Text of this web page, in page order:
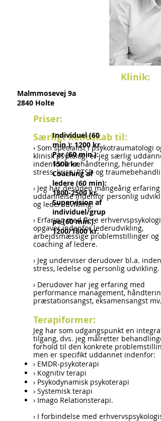
Klinik:
Malmmosevej 9a
2840 Holte
Priser:
Særligt kendskab til:
› Somspecialist i psykotraumatologi og
klinisk psykologi er jeg særlig
indenfor krisehåndtering, herunder
stress, krise, PTSD og
› Jeg har desuden mangeårig erfaring
uddannelse indenfor personlig
og lederudvikling.
› Erfaring med flere e
opgaver indenfor lederudvikling,
arbejdsmæssige problemstillinger og
coaching af ledere.
› Jeg underviser derudover bl.a.
stress, ledelse og personlig udvikling.
› Derudover har jeg erfaring med
performance management,
præstationsangst, eksamensangst mv.
Terapiformer:
Jeg har som udgangspunkt en
tilgang, dvs. jeg målretter
forhold til den konkrete
men er specifikt uddannet indenfor:
› EMDR-psykoterapi
› Kognitiv terapi
› Psykodynamisk psykoterapi
› Systemisk terapi
› Imago Relationsterapi.
› I forbindelse med
Individuel (60
min.): 1200 kr.
Par (60 min.):
1500 kr.
Coaching af
ledere (60 min):
1800-2500kr.
Supervision af
individuel/grup
pe (60 min.):
1200/1800 kr.